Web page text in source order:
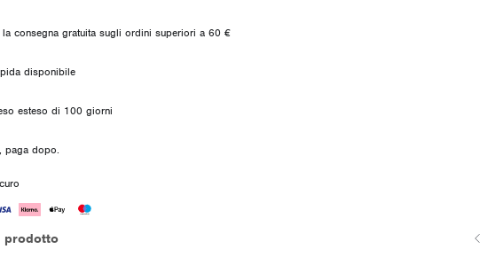
la consegna gratuita sugli ordini superiori a 60 €
disponibile
esteso di 100 giorni
paga dopo.
prodotto